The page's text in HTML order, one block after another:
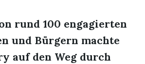
rund 100 engagierten
und Bürgern machte
auf den Weg durch